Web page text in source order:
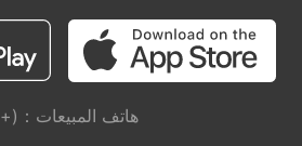
هاتف المبيعات：(+86) 0534-5919999